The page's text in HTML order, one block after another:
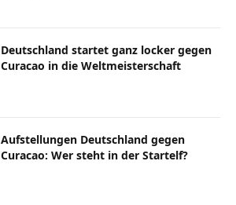
Deutschland startet ganz locker gegen
Curacao in die Weltmeisterschaft
Aufstellungen Deutschland gegen
Curacao: Wer steht in der Startelf?